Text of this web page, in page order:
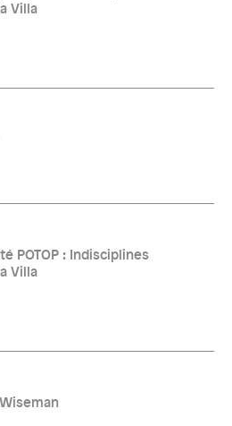
Villa
POTOP : Indisciplines
Villa